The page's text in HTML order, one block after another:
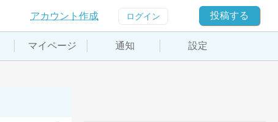
アカウント作成 ログイン 投稿する
マイページ 通知 設定